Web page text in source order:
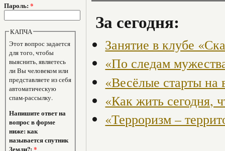
Пароль: *
КАПЧА
Этот вопрос задается
для того, чтобы
выяснить, являетесь
ли Вы человеком или
представляете из себя
автоматическую
спам-рассылку.
Напишите ответ на
вопрос в форме
ниже: как
называется спутник
Земли?:*
За сегодня:
Занятие в клубе
«По следам
«Весёлые старты на
«Как жить сегодня,
«Терроризм –